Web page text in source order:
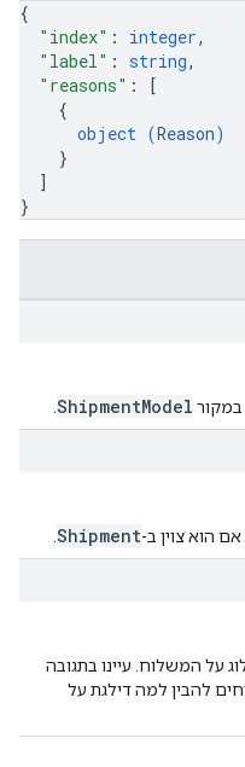
{
"index" : integer,
"label" : string,
"reasons" :
[
{
object (Reason)
}
]
}
ShipmentModel
הוא צוין ב-Shipment
על המשלוח. עיינו בתגובה
להבין למה דילגת על